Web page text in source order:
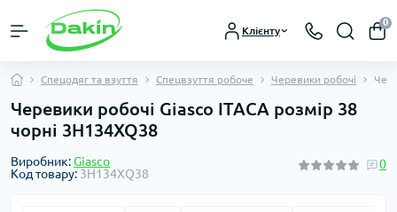
Клієнту
0
Спецодяг та взуття Спецвзуття робоче Черевики робочі
Черевики робочі Giasco ITACA розмір 38
чорні 3H134XQ38
Виробник:Giasco
Код товару: 3H134XQ38
0